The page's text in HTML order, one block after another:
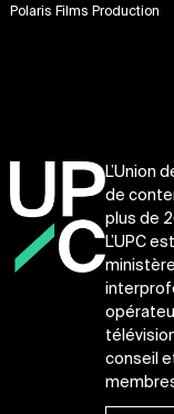
Polaris Films Production
L’Union
de
plus de
L’UPC
conseil